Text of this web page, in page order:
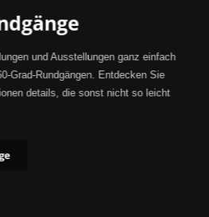
und Ausstellungen ganz einfach
Grad-Rundgängen. Entdecken Sie
details, die sonst nicht so leicht